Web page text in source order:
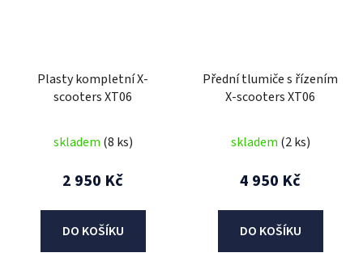
Plasty kompletní X-
scooters XT06
skladem (8 ks)
2 950 Kč
DO KOŠÍKU
Přední tlumiče s řízením
X-scooters XT06
skladem (2 ks)
4 950 Kč
DO KOŠÍKU